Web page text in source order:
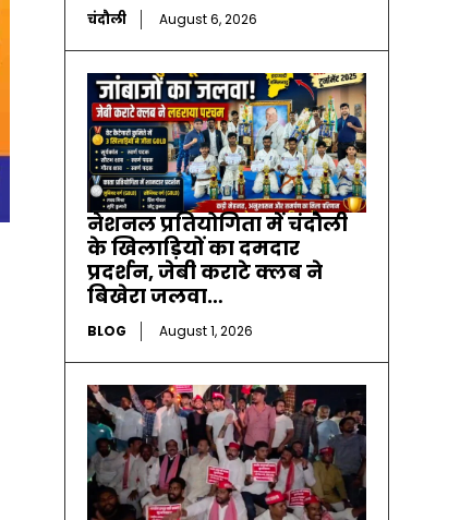
चंदौली August 6, 2026
नेशनल प्रतियोगिता में चंदौली
के खिलाड़ियों का दमदार
प्रदर्शन, जेबी कराटे क्लब ने
बिखेरा जलवा…
BLOG August 1, 2026